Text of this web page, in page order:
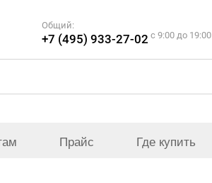
Общий:
+7 (495) 933-27-02 c 9:00 до 19:00
Прайс Где купить